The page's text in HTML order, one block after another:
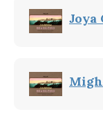
Joya